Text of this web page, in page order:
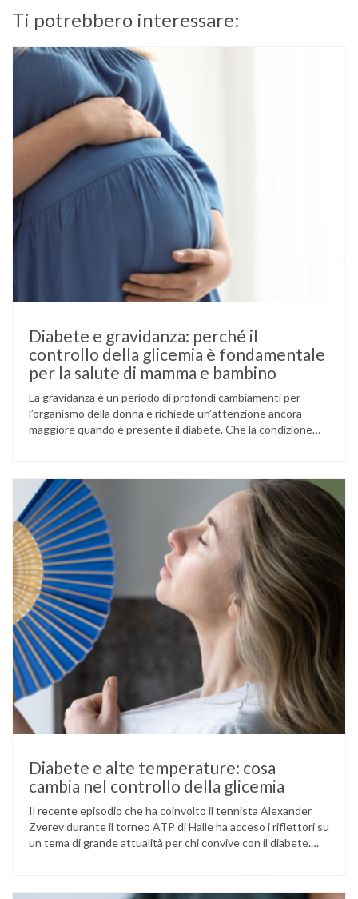
Ti potrebbero interessare:
Diabete e gravidanza: perché il
controllo della glicemia è fondamentale
per la salute di mamma e bambino
La gravidanza è un periodo di profondi cambiamenti per
l’organismo della donna e richiede un’attenzione ancora
maggiore quando è presente il diabete. Che la condizione
volta durante la gestazione (diabete gestazionale),
mantenere …
Diabete e alte temperature: cosa
cambia nel controllo della glicemia
Il recente episodio che ha coinvolto il tennista Alexander
Zverev durante il torneo ATP di Halle ha acceso i riflettori su
un tema di grande attualità per chi convive con il diabete.
glucosio lo aveva portato …